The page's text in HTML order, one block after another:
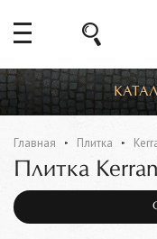
Главная Плитка
Плитка